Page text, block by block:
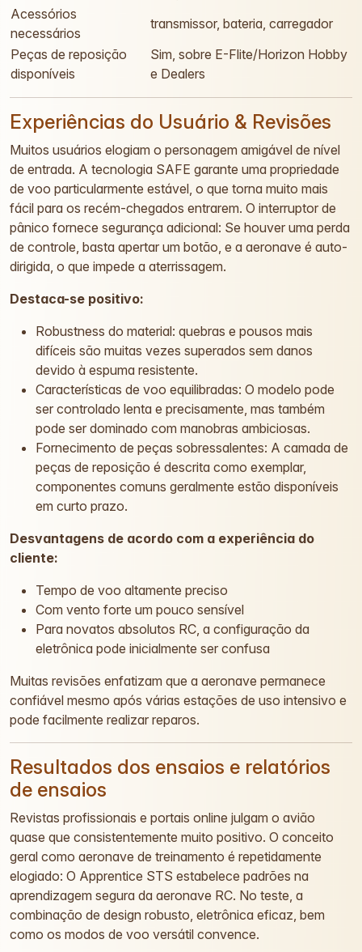
Acessórios
necessários
transmissor, bateria, carregador
Peças de reposição
disponíveis
Sim, sobre E-Flite/Horizon Hobby
e Dealers
Experiências do Usuário & Revisões
Muitos usuários elogiam o personagem amigável de nível
de entrada. A tecnologia SAFE garante uma propriedade
de voo particularmente estável, o que torna muito mais
fácil para os recém-chegados entrarem. O interruptor de
pânico fornece segurança adicional: Se houver uma perda
de controle, basta apertar um botão, e a aeronave é auto-
dirigida, o que impede a aterrissagem.
Destaca-se positivo:
Robustness do material: quebras e pousos mais
difíceis são muitas vezes superados sem danos
devido à espuma resistente.
Características de voo equilibradas: O modelo pode
ser controlado lenta e precisamente, mas também
pode ser dominado com manobras ambiciosas.
Fornecimento de peças sobressalentes: A camada de
peças de reposição é descrita como exemplar,
componentes comuns geralmente estão disponíveis
em curto prazo.
Desvantagens de acordo com a experiência do
cliente:
Tempo de voo altamente preciso
Com vento forte um pouco sensível
Para novatos absolutos RC, a configuração da
eletrônica pode inicialmente ser confusa
Muitas revisões enfatizam que a aeronave permanece
confiável mesmo após várias estações de uso intensivo e
pode facilmente realizar reparos.
Resultados dos ensaios e relatórios
de ensaios
Revistas profissionais e portais online julgam o avião
quase que consistentemente muito positivo. O conceito
geral como aeronave de treinamento é repetidamente
elogiado: O Apprentice STS estabelece padrões na
aprendizagem segura da aeronave RC. No teste, a
combinação de design robusto, eletrônica eficaz, bem
como os modos de voo versátil convence.